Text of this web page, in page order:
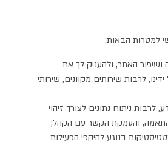
למטרות הבאות:
ושיפור האתר, ולהעניק לך את
לרבות שירותים מקוונים, שירותי
לרבות ניתוח נתונים לצורך זיהוי
התאמה, והעמקת הקשר עם הקהל;
בנוגע להיקפי הפעילות